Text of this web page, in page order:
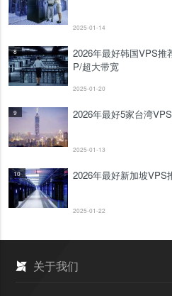
2025-01-14
8
2026年最好韩国VPS推
P/超大带宽
2025-01-20
9 2026年最好5家台湾
2025-01-13
10 2026年最好新加坡VPS
2025-01-22
关于我们